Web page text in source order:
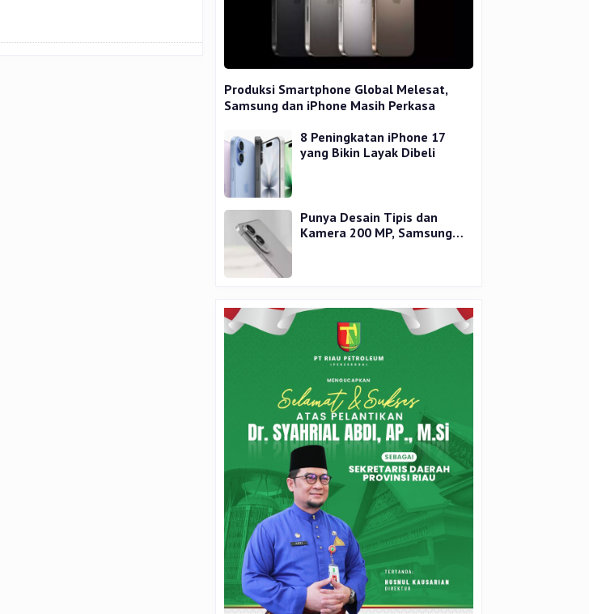
Produksi Smartphone Global Melesat,
Samsung dan iPhone Masih Perkasa
8 Peningkatan iPhone 17
yang Bikin Layak Dibeli
Punya Desain Tipis dan
Kamera 200 MP, Samsung